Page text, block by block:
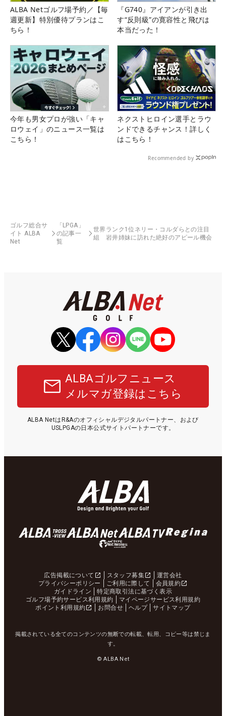
ALBA Netゴルフ場予約／【毎
週更新】特別優待プランはこ
ちら！
『G740』アイアンが引き出
す“反則級”の寛容性と飛びは
本当だった！
今年も男女プロが強い「キャ
ロウェイ」のニュース一覧は
こちら！
ネクストヒロイン選手とラウ
ンドできるチャンス！詳しく
はこちら！
Recommended by
ゴルフ総合サ
イト ALBA
Net
「LPGA」
の記事一
覧
世界ランク1位ネリー・コルダらとの注目
組 岩井姉妹に訪れた絶好のアピール機会
ALBAゴルフニュース
メルマガ登録はこちら
ALBA NetはR&Aのオフィシャルデジタルパートナー、および
USLPGAの日本公式サイトパートナーです。
広告掲載について スタッフ募集
運営会社
プライバシーポリシー
ご利用に際して
会員規約
ガイドライン
特定商取引法に基づく表示
ゴルフ場予約サービス利用規約
マイページサービス利用規約
ポイント利用規約
お問合せ ヘルプ サイトマップ
掲載されている全てのコンテンツの無断での転載、転用、コピー等は禁じま
す。
© ALBA Net